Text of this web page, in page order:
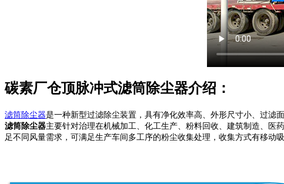
碳素厂仓顶脉冲式滤筒除尘器介绍：
滤筒除尘器是一种新型过滤除尘装置，具有净化效率高、外形尺寸小、过滤
滤筒除尘器主要针对治理在机械加工、化工生产、粉料回收、建筑制造、医
足不同风量需求，可满足生产车间多工序的粉尘收集处理，收集方式有移动